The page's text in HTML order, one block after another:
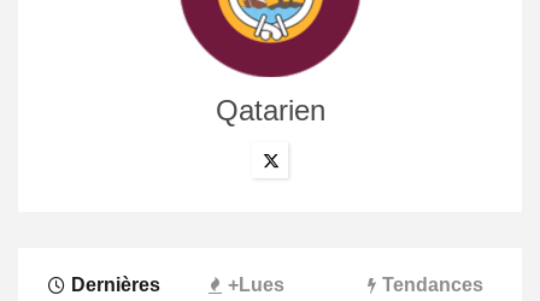
Qatarien
Dernières +Lues Tendances